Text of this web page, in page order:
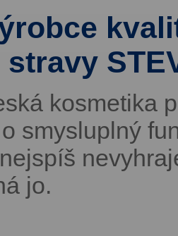
kosmetika
smysluplný
jo.